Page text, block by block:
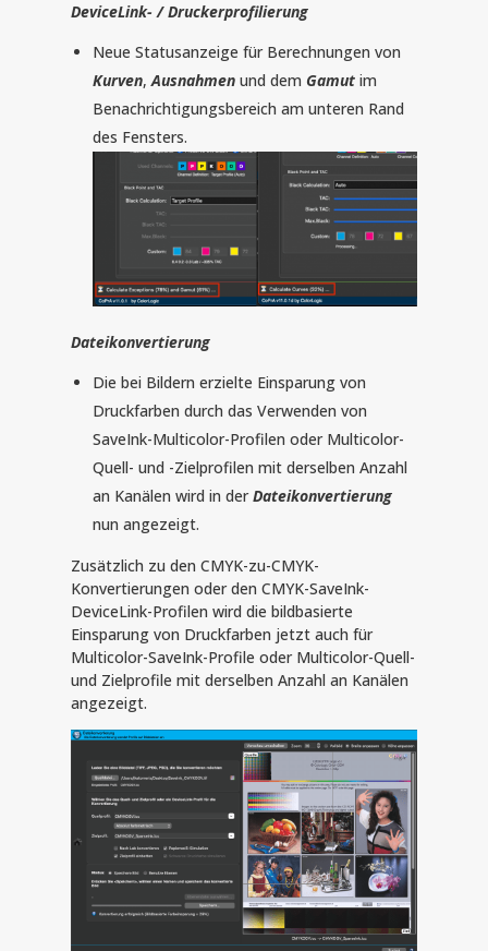
DeviceLink- / Druckerprofilierung
Neue Statusanzeige für Berechnungen von
Kurven,Ausnahmenund dem Gamutim
Benachrichtigungsbereich am unteren Rand
des Fensters.
Dateikonvertierung
Die bei Bildern erzielte Einsparung von
Druckfarben durch das Verwenden von
SaveInk-Multicolor-Profilen oder Multicolor-
Quell- und -Zielprofilen mit derselben Anzahl
an Kanälen wird in derDateikonvertierung
nun angezeigt.
Zusätzlich zu den CMYK-zu-CMYK-
Konvertierungen oder den CMYK-SaveInk-
DeviceLink-Profilen wird die bildbasierte
Einsparung von Druckfarben jetzt auch für
Multicolor-SaveInk-Profile oder Multicolor-Quell-
und Zielprofile mit derselben Anzahl an Kanälen
angezeigt.